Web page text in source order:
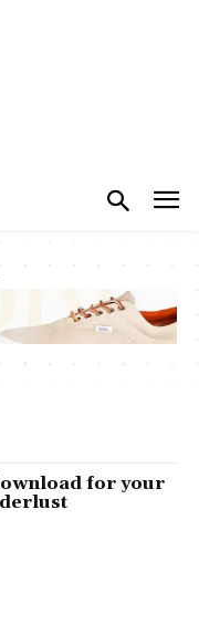
for your